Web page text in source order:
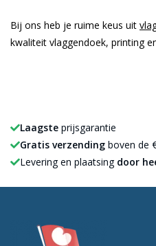
Bij ons heb je ruime keus uit
kwaliteit vlaggendoek, printing
Laagste prijsgarantie
Gratis verzending boven de
Levering en plaatsing door